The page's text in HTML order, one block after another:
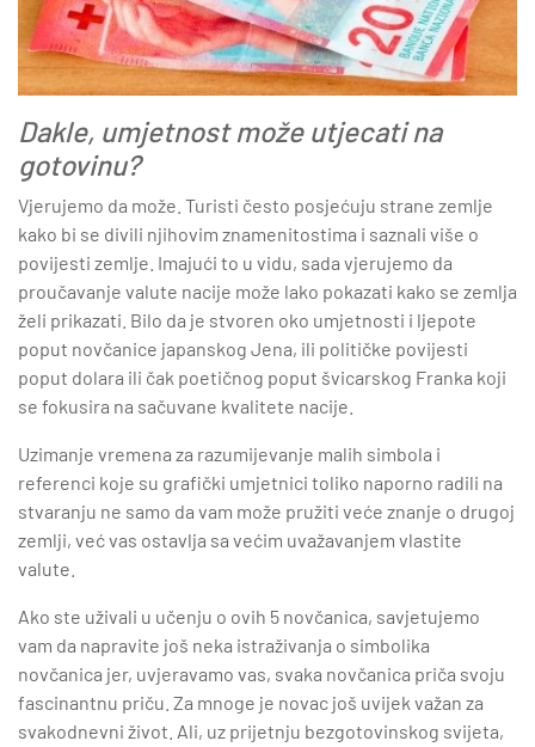
Dakle, umjetnost može utjecati na
gotovinu?
Vjerujemo da može. Turisti često posjećuju strane zemlje
kako bi se divili njihovim znamenitostima i saznali više o
povijesti zemlje. Imajući to u vidu, sada vjerujemo da
proučavanje valute nacije može lako pokazati kako se zemlja
želi prikazati. Bilo da je stvoren oko umjetnosti i ljepote
poput novčanice japanskog Jena, ili političke povijesti
poput dolara ili čak poetičnog poput švicarskog Franka koji
se fokusira na sačuvane kvalitete nacije.
Uzimanje vremena za razumijevanje malih simbola i
referenci koje su grafički umjetnici toliko naporno radili na
stvaranju ne samo da vam može pružiti veće znanje o drugoj
zemlji, već vas ostavlja sa većim uvažavanjem vlastite
valute.
Ako ste uživali u učenju o ovih 5 novčanica, savjetujemo
vam da napravite još neka istraživanja o simbolika
novčanica jer, uvjeravamo vas, svaka novčanica priča svoju
fascinantnu priču. Za mnoge je novac još uvijek važan za
svakodnevni život. Ali, uz prijetnju bezgotovinskog svijeta,